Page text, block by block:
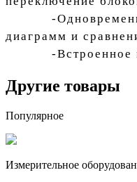
-
диаграмм и
-Встроенное
Другие товары
Популярное
Измерительное